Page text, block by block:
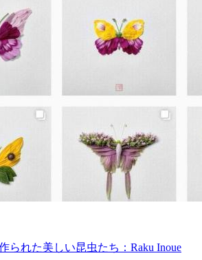
られた美しい昆虫たち：Raku Inoue